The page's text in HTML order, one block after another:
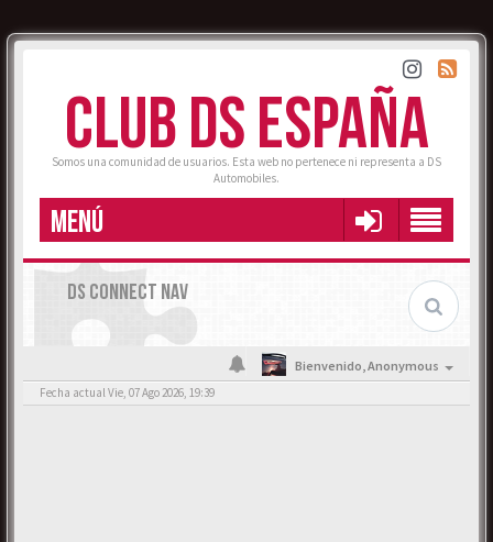
CLUB DS ESPAÑA
Somos una comunidad de usuarios. Esta web no pertenece ni representa a DS
Automobiles.
MENÚ
DS CONNECT NAV
Bienvenido,Anonymous
Fecha actual Vie, 07 Ago 2026, 19:39